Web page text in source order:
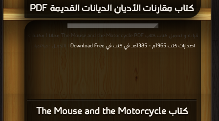
كتاب مقارنات الأديان الديانات القديمة PDF
كتاب The Mouse and the Motorcycle
قراءة و تحميل كتاب كتاب The Mouse and the Motorcycle PDF مجانا | مكتبة >
اصدارات كتب 1965م - 1385هـ في كتب في Download Free
| التحميل : مرة/مرات